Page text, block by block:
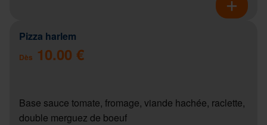
Pizza harlem
Dès 10.00 €
Base sauce tomate, fromage, viande hachée, raclette,
double merguez de boeuf